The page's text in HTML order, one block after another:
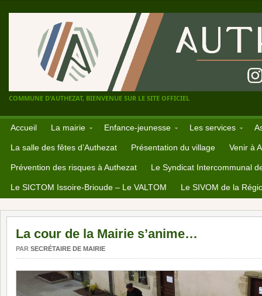
COMMUNE D'AUTHEZAT, BIENVENUE SUR LE SITE OFFICIEL
Accueil La mairie Enfance-jeunesse Les services
La salle des fêtes d’Authezat Présentation du village Venir à
Prévention des risques à Authezat Le Syndicat Intercommunal
Le SICTOM Issoire-Brioude – Le VALTOM Le SIVOM de la
La cour de la Mairie s’anime…
PAR SECRÉTAIRE DE MAIRIE